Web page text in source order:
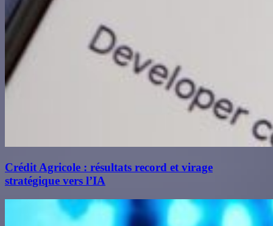
Crédit Agricole : résultats record et virage
stratégique vers l’IA